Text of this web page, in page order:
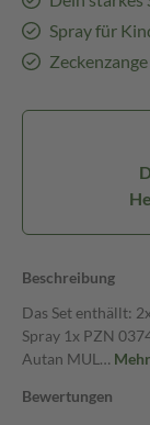
Spray für
Beschreibung
Das Set enthällt:
Spray 1x PZN
Autan MUL… Mehr
Bewertungen